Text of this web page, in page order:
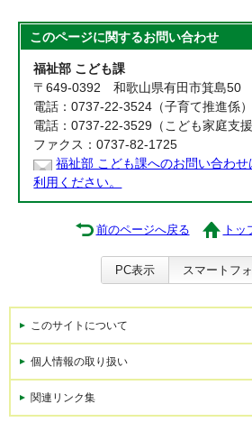
このページに関するお問い合わせ
福祉部 こども課
〒649-0392 和歌山県有田市箕島50
電話：0737-22-3524（子育て推進係）
電話：0737-22-3529（こども家庭支援
ファクス：0737-82-1725
福祉部 こども課へのお問い合わ
利用ください。
前のページへ戻る トッ
PC表示 スマートフ
このサイトについて
個人情報の取り扱い
関連リンク集